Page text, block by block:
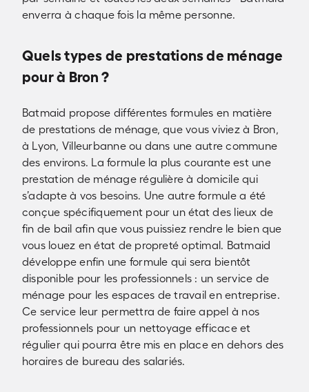
enverra à chaque fois la même personne.
Quels types de prestations de ménage
pour à Bron ?
Batmaid propose différentes formules en matière
de prestations de ménage, que vous viviez à Bron,
à Lyon, Villeurbanne ou dans une autre commune
des environs. La formule la plus courante est une
prestation de ménage régulière à domicile qui
s’adapte à vos besoins. Une autre formule a été
conçue spécifiquement pour un état des lieux de
fin de bail afin que vous puissiez rendre le bien que
vous louez en état de propreté optimal. Batmaid
développe enfin une formule qui sera bientôt
disponible pour les professionnels : un service de
ménage pour les espaces de travail en entreprise.
Ce service leur permettra de faire appel à nos
professionnels pour un nettoyage efficace et
régulier qui pourra être mis en place en dehors des
horaires de bureau des salariés.